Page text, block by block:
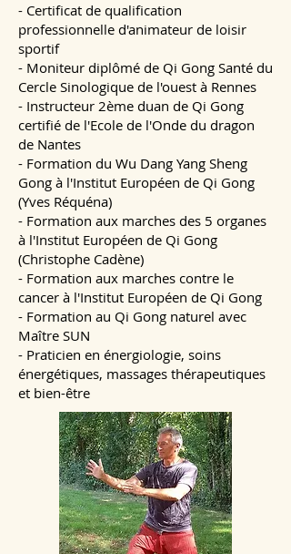
- Certificat de qualification
professionnelle d'animateur de loisir
sportif
- Moniteur diplômé de Qi Gong Santé du
Cercle Sinologique de l'ouest à Rennes
- Instructeur 2ème duan de Qi Gong
certifié de l'Ecole de l'Onde du dragon
de Nantes
- Formation du Wu Dang Yang Sheng
Gong à l'Institut Européen de Qi Gong
(Yves Réquéna)
- Formation aux marches des 5 organes
à l'Institut Européen de Qi Gong
(Christophe Cadène)
- Formation aux marches contre le
cancer à l'Institut Européen de Qi Gong
- Formation au Qi Gong naturel avec
Maître SUN
- Praticien en énergiologie, soins
énergétiques, massages thérapeutiques
et bien-être